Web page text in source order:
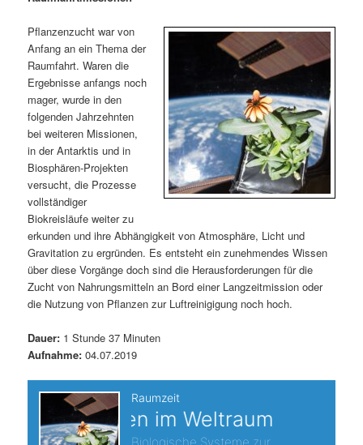
ä
r
e
n
I
n
h
a
t
s
n
d
ä
r
e
n
I
n
a
l
n
v
i
g
a
t
i
o
n
Pflanzenzucht war von
Anfang an ein Thema der
Raumfahrt. Waren die
Ergebnisse anfangs noch
mager, wurde in den
folgenden Jahrzehnten
bei weiteren Missionen,
in der Antarktis und in
Biosphären-Projekten
versucht, die Prozesse
vollständiger
Biokreisläufe weiter zu
erkunden und ihre Abhängigkeit von Atmosphäre, Licht und
Gravitation zu ergründen. Es entsteht ein zunehmendes Wissen
über diese Vorgänge doch sind die Herausforderungen für die
Zucht von Nahrungsmitteln an Bord einer Langzeitmission oder
die Nutzung von Pflanzen zur Luftreinigigung noch hoch.
Dauer: 1 Stunde 37 Minuten
Aufnahme: 04.07.2019